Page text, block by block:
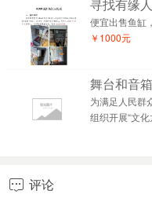
寻找有缘
便宜出售鱼缸
￥1000元
舞台和音
为满足人民群
组织开展“文
 评论